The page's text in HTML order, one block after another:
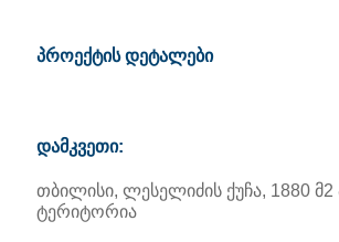
პროექტის დეტალები
დამკვეთი:
თბილისი, ლესელიძის ქუჩა, 1880 მ2
ტერიტორია